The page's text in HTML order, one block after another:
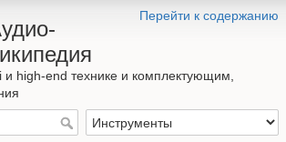
Перейти к содержанию
и high-end технике и комплектующим,